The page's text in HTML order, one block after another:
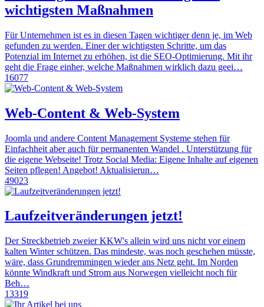
wichtigsten Maßnahmen
Für Unternehmen ist es in diesen Tagen wichtiger denn je, im Web
gefunden zu werden. Einer der wichtigsten Schritte, um das
Potenzial im Internet zu erhöhen, ist die SEO-Optimierung. Mit ihr
geht die Frage einher, welche Maßnahmen wirklich dazu geei…
16077
Web-Content & Web-System
Joomla und andere Content Management Systeme stehen für
Einfachheit aber auch für permanenten Wandel . Unterstützung für
die eigene Webseite! Trotz Social Media: Eigene Inhalte auf eigenen
Seiten pflegen! Angebot! Aktualisierun…
49023
Laufzeitveränderungen jetzt!
Der Streckbetrieb zweier KKW's allein wird uns nicht vor einem
kalten Winter schützen. Das mindeste, was noch geschehen müsste,
wäre, dass Grundremmingen wieder ans Netz geht. Im Norden
könnte Windkraft und Strom aus Norwegen vielleicht noch für
Beh…
13319